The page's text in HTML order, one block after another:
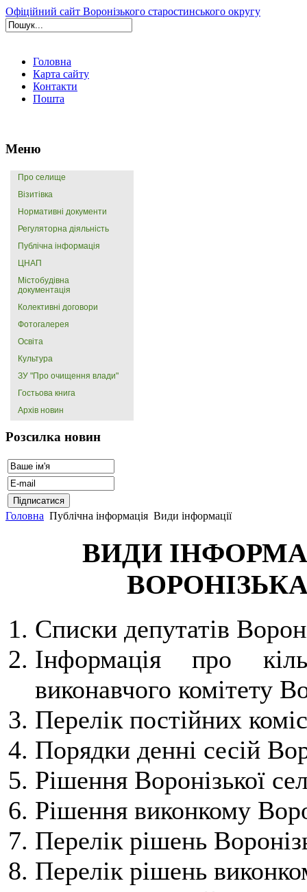
Офіційний сайт Воронізького старостинського округу
Головна
Карта сайту
Контакти
Пошта
Меню
Про селище
Візитівка
Нормативні документи
Регуляторна діяльність
Публічна інформація
ЦНАП
Містобудівна
документація
Колективні договори
Фотогалерея
Освіта
Культура
ЗУ "Про очищення влади"
Гостьова книга
Архів новин
Розсилка новин
Головна Публічна інформація Види інформації
ВИДИ
Списки депутатів
Інформація про
виконавчого комітету
Перелік постійних
Порядки денні сесій
Рішення Воронізької
Рішення виконкому
Перелік рішень
Перелік рішень